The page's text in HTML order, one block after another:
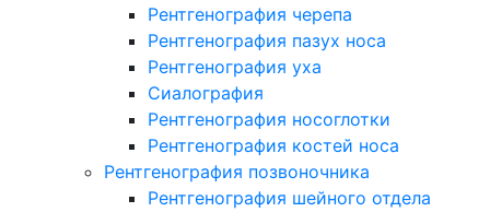
Рентгенография черепа
Рентгенография пазух носа
Рентгенография уха
Сиалография
Рентгенография носоглотки
Рентгенография костей носа
Рентгенография позвоночника
Рентгенография шейного отдела